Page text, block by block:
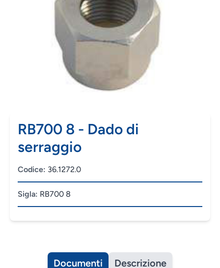
RB700 8 - Dado di
serraggio
Codice: 36.1272.0
Sigla: RB700 8
Documenti Descrizione